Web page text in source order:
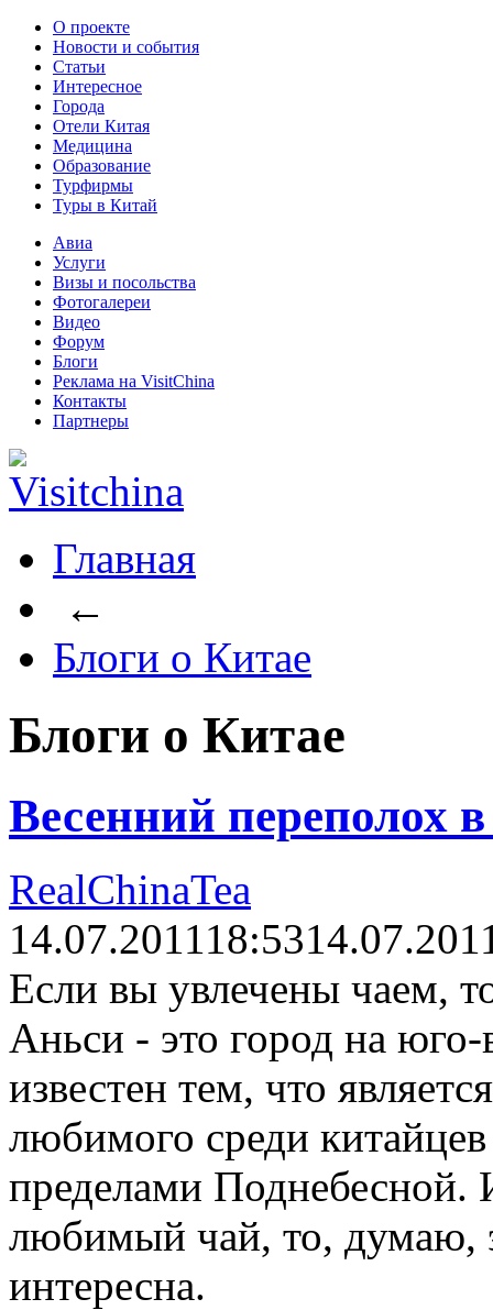
О проекте
Новости и события
Статьи
Интересное
Города
Отели Китая
Медицина
Образование
Турфирмы
Туры в Китай
Авиа
Услуги
Визы и посольства
Фотогалереи
Видео
Форум
Блоги
Реклама на VisitChina
Контакты
Партнеры
Главная
←
Блоги о Китае
Блоги о Китае
Весенний переполох
RealChinaTea
14.07.201118:53
Если вы увлечены чаем,
Аньси - это город на юго-
известен тем, что
любимого среди
пределами Поднебесной.
любимый чай, то, думаю,
интересна.